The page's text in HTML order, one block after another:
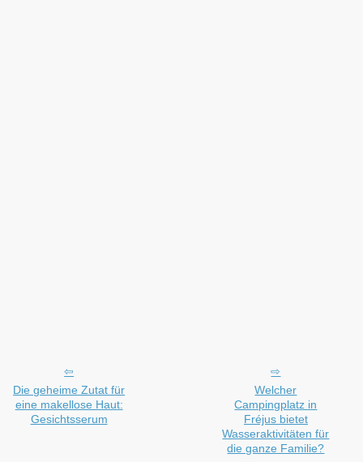
Die geheime Zutat für
eine makellose Haut:
Gesichtsserum
Welcher
Campingplatz in
Fréjus bietet
Wasseraktivitäten für
die ganze Familie?